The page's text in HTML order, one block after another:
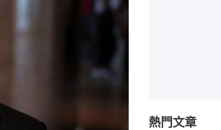
熱門文章